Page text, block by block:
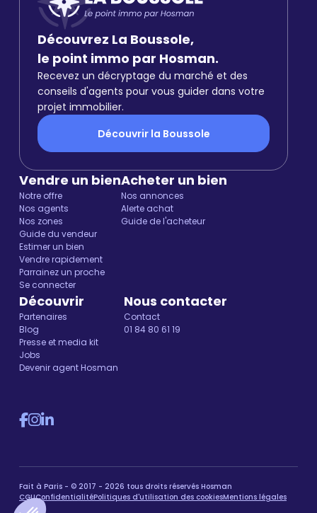
Découvrez La Boussole,
le point immo par Hosman.
Recevez un décryptage du marché et des
conseils d'agents pour vous guider dans votre
projet immobilier.
Découvrir la Boussole
Vendre un bien
Notre offre
Nos agents
Nos zones
Guide du vendeur
Estimer un bien
Vendre rapidement
Parrainez un proche
Se connecter
Acheter un bien
Nos annonces
Alerte achat
Guide de l'acheteur
Découvrir
Partenaires
Blog
Presse et media kit
Jobs
Devenir agent Hosman
Nous contacter
Contact
01 84 80 61 19
Fait à Paris - © 2017 - 2026 tous droits réservés Hosman
CGUConfidentialitéPolitiques d'utilisation des cookiesMentions légales